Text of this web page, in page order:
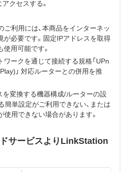
クセスする。
ご利用には、本商品をインターネッ
が必要です。固定IPアドレスを取得
用可能です。
ークを通じて接続する規格「UPn
」 対応ルーターとの併用を推
を変換する機器構成/ルーターの設
簡単設定がご利用できない、または
用できない場合があります。
サービスよりLinkStation